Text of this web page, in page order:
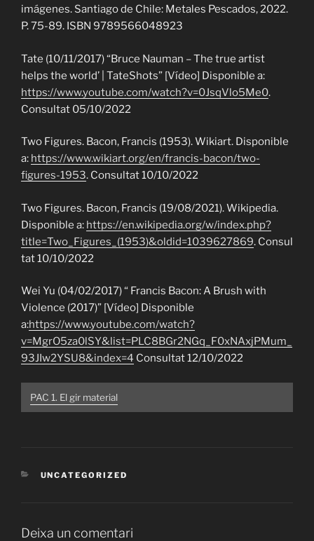
imágenes. Santiago de Chile: Metales Pescados, 2022.
P. 75-89. ISBN 9789566048923
Tate (10/11/2017) “Bruce Nauman – The true artist
helps the world’ | TateShots” [Vídeo] Disponible a:
https://www.youtube.com/watch?v=0JsqVlo5Me0.
Consultat 05/10/2022
Two Figures. Bacon, Francis (1953). Wikiart. Disponible
a: https://www.wikiart.org/en/francis-bacon/two-
figures-1953. Consultat 10/10/2022
Two Figures. Bacon, Francis (19/08/2021). Wikipedia.
Disponible a: https://en.wikipedia.org/w/index.php?
title=Two_Figures_(1953)&oldid=1039627869. Consul
tat 10/10/2022
Wei Yu (04/02/2017) “ Francis Bacon: A Brush with
Violence (2017)” [Vídeo] Disponible
a:https://www.youtube.com/watch?
v=MgrO5za0lSY&list=PLC8BGr2NGq_F0xNAxjPMum_
93JIw2YSU8&index=4 Consultat 12/10/2022
PAC 1. El gir material
CATEGORIES
UNCATEGORIZED
Deixa un comentari